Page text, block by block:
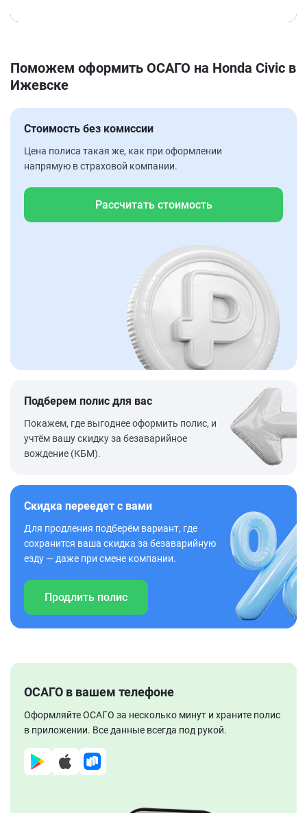
Поможем оформить ОСАГО на Honda Civic в
Ижевске
Стоимость без комиссии
Цена полиса такая же, как при оформлении
напрямую в страховой компании.
Рассчитать стоимость
Подберем полис для вас
Покажем, где выгоднее оформить полис, и
учтём вашу скидку за безаварийное
вождение (КБМ).
Скидка переедет с вами
Для продления подберём вариант, где
сохранится ваша скидка за безаварийную
езду — даже при смене компании.
Продлить полис
ОСАГО в вашем телефоне
Оформляйте ОСАГО за несколько минут и храните полис
в приложении. Все данные всегда под рукой.